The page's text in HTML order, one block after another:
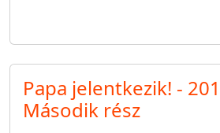
Papa jelentkezik! -
Második rész